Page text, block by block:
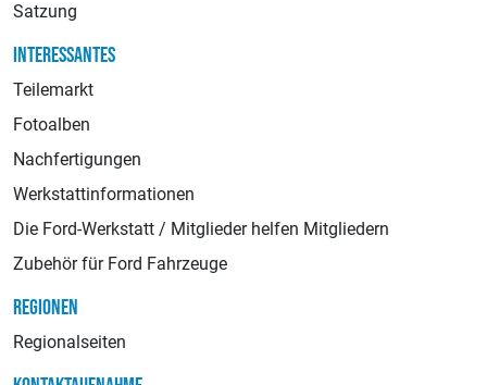
Satzung
INTERESSANTES
Teilemarkt
Fotoalben
Nachfertigungen
Werkstattinformationen
Die Ford-Werkstatt / Mitglieder helfen Mitgliedern
Zubehör für Ford Fahrzeuge
REGIONEN
Regionalseiten